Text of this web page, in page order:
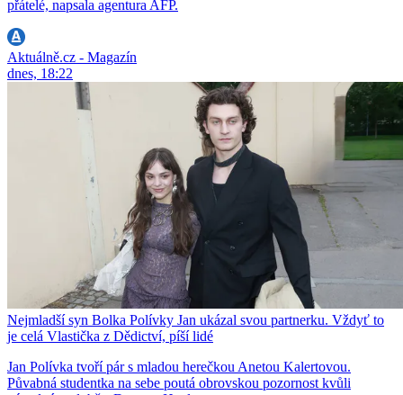
přátelé, napsala agentura AFP.
Aktuálně.cz - Magazín
dnes, 18:22
Nejmladší syn Bolka Polívky Jan ukázal svou partnerku. Vždyť to
je celá Vlastička z Dědictví, píší lidé
Jan Polívka tvoří pár s mladou herečkou Anetou Kalertovou.
Půvabná studentka na sebe poutá obrovskou pozornost kvůli